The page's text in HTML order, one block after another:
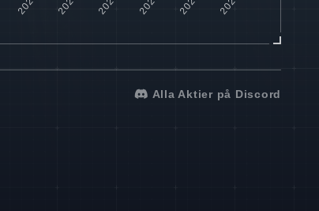
Alla Aktier på Discord